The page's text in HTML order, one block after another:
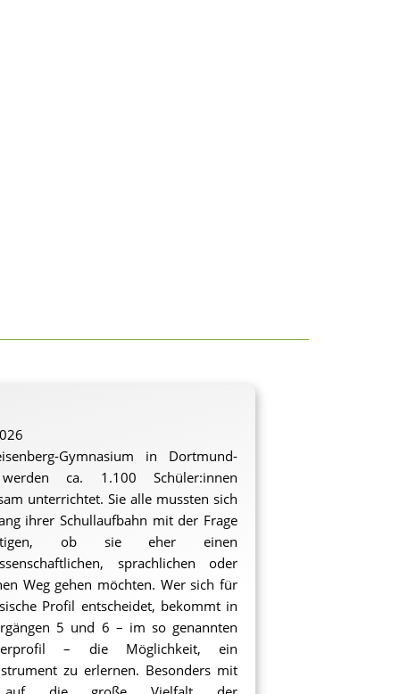
Gymnasium in Dortmund-
ca. 1.100 Schüler:innen
unterrichtet. Sie alle mussten sich
ihrer Schullaufbahn mit der Frage
ob sie eher einen
sprachlichen oder
Weg gehen möchten. Wer sich für
Profil entscheidet, bekommt in
5 und 6 – im so genannten
– die Möglichkeit, ein
zu erlernen. Besonders mit